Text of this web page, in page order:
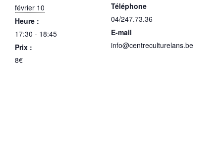
février 10
Heure :
17:30 - 18:45
Prix :
8€
Téléphone
04/247.73.36
E-mail
info@centreculturelans.be